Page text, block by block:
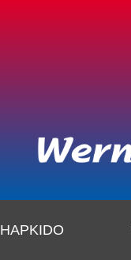
HAPKIDO